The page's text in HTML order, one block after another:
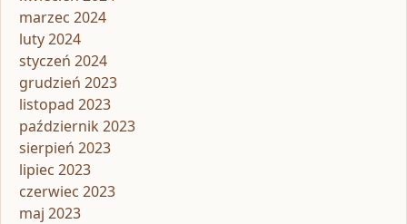
marzec 2024
luty 2024
styczeń 2024
grudzień 2023
listopad 2023
październik 2023
sierpień 2023
lipiec 2023
czerwiec 2023
maj 2023